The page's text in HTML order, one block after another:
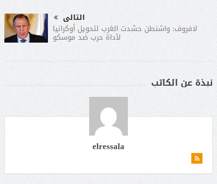
التالى
لافروف: واشنطن حشدت الغرب لتحويل أوكرانيا
لأداة حرب ضد موسكو
نبذة عن الكاتب
elressala